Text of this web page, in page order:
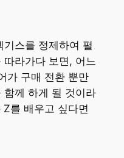
스를 정제하여 펼
따라가다 보면, 어느
가 구매 전환 뿐만
함께 하게 될 것이라
를 배우고 싶다면